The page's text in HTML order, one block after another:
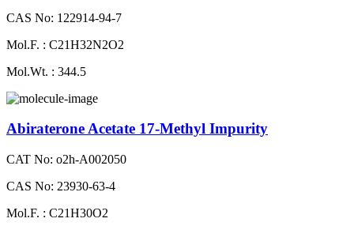
CAS No: 122914-94-7
Mol.F. : C21H32N2O2
Mol.Wt. : 344.5
Abiraterone Acetate 17-Methyl Impurity
CAT No: o2h-A002050
CAS No: 23930-63-4
Mol.F. : C21H30O2